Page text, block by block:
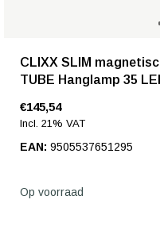
CLIXX SLIM
TUBE Hanglamp 35
€145,54
Incl. 21% VAT
EAN: 9505537651295
Op voorraad